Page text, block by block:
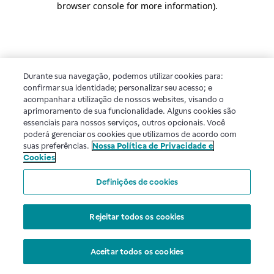
browser console for more information).
Durante sua navegação, podemos utilizar cookies para:
confirmar sua identidade; personalizar seu acesso; e
acompanhar a utilização de nossos websites, visando o
aprimoramento de sua funcionalidade. Alguns cookies são
essenciais para nossos serviços, outros opcionais. Você
poderá gerenciar os cookies que utilizamos de acordo com
suas preferências. Nossa Política de Privacidade e
Cookies
Definições de cookies
Rejeitar todos os cookies
Aceitar todos os cookies